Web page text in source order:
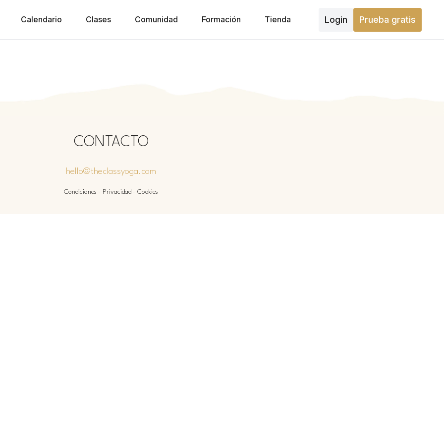
Calendario Clases Comunidad Formación Tienda Login Prueba gratis
CONTACTO
hello@theclassyoga.com
Condiciones - Privacidad - Cookies